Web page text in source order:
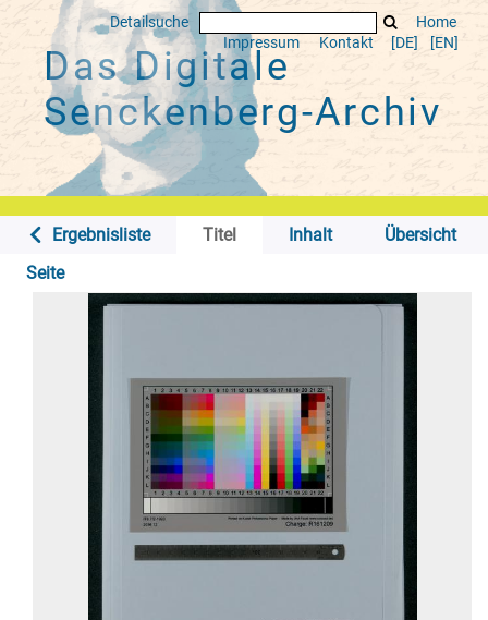
Detailsuche
Home
Impressum
Kontakt [DE] [EN]
Das Digitale
Senckenberg-Archiv
Ergebnisliste Titel Inhalt
Übersicht
Seite